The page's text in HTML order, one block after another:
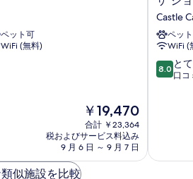
ペット可
WiFi (無料)
現
在
の
料
金
￥19,470
合計 ￥23,364
税およびサービス料込み
9 月 6 日 ～ 9 月 7 日
ジ
ョ
ー
ジ
ホ
テ
Castle
ペッ
WiFi (
10
段
良
8.0 と
口コ
類似施設を比較